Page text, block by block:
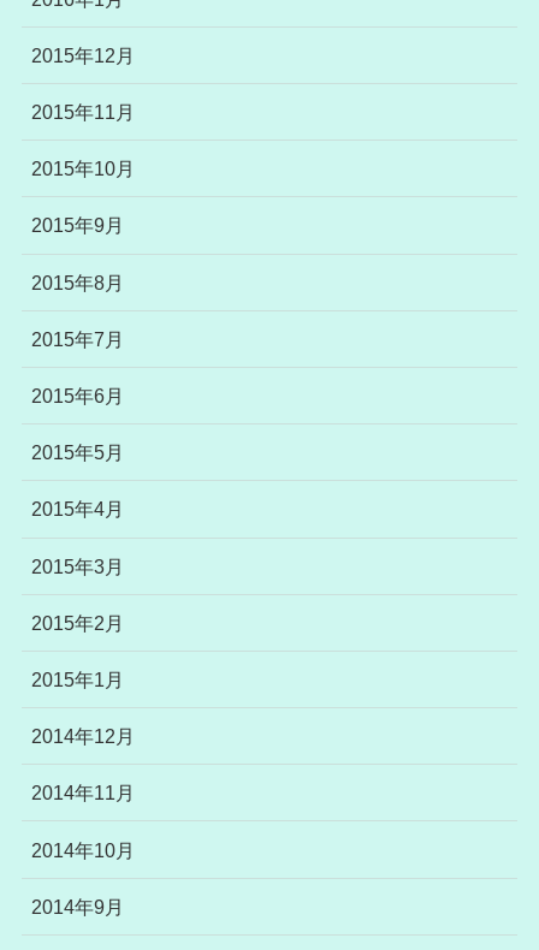
2015年12月
2015年11月
2015年10月
2015年9月
2015年8月
2015年7月
2015年6月
2015年5月
2015年4月
2015年3月
2015年2月
2015年1月
2014年12月
2014年11月
2014年10月
2014年9月